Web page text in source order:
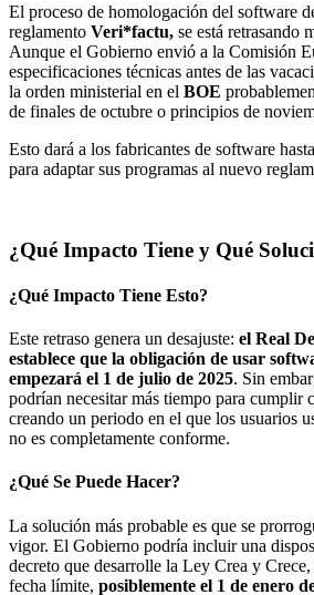
El proceso de homologación del software
reglamento Veri*factu, se está retrasando
Aunque el Gobierno envió a la Comisión
especificaciones técnicas antes de las
la orden ministerial en el BOE
de finales de octubre o principios de
Esto dará a los fabricantes de software
para adaptar sus programas al nuevo
¿Qué Impacto Tiene y Qué
¿Qué Impacto Tiene Esto?
Este retraso genera un desajuste: el Real
establece que la obligación de usar
empezará el 1 de julio de 2025. Sin
podrían necesitar más tiempo para cumplir
creando un periodo en el que los usuarios
no es completamente conforme.
¿Qué Se Puede Hacer?
La solución más probable es que se
vigor. El Gobierno podría incluir una
decreto que desarrolle la Ley Crea y
fecha límite, posiblemente el 1 de enero